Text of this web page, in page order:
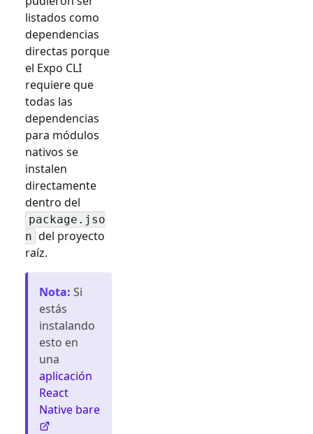
listados como
dependencias
directas porque
el Expo CLI
requiere que
todas las
dependencias
para módulos
nativos se
instalen
directamente
dentro del
package.jso
n del proyecto
raíz.
Nota: Si
estás
instalando
esto en
una
aplicación
React
Native bare